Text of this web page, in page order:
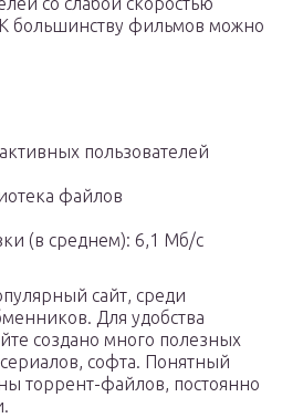
большинству фильмов можно
пользователей
файлов
(в среднем): 6,1 Мб/с
сайт, среди
Для удобства
создано много полезных
софта. Понятный
торрент-файлов, постоянно